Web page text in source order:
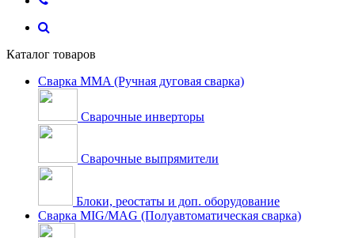
Каталог товаров
Сварка MMA (Ручная дуговая сварка)
Сварочные инверторы
Сварочные выпрямители
Блоки, реостаты и доп. оборудование
Сварка MIG/MAG (Полуавтоматическая сварка)